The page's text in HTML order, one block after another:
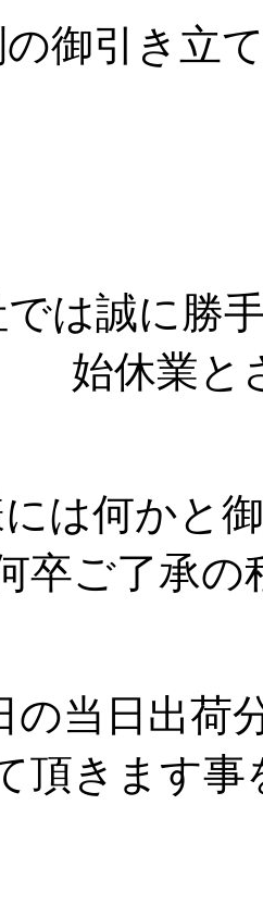
御引き立
は誠に勝
始休業と
は何かと
卒ご了承
の当日出荷
頂きます